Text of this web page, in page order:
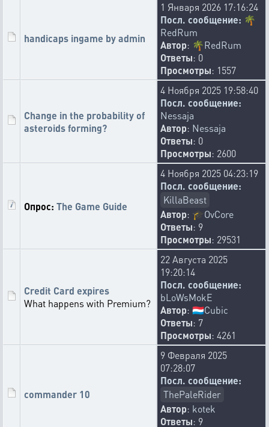
handicaps ingame by admin
1 Января 2026 17:16:24
Посл. сообщение: 🌴
RedRum
Автор: 🌴RedRum
Ответы: 0
Просмотры: 1557
Change in the probability of
asteroids forming?
4 Ноября 2025 19:58:40
Посл. сообщение:
Nessaja
Автор: Nessaja
Ответы: 0
Просмотры: 2600
Опрос: The Game Guide
4 Ноября 2025 04:23:19
Посл. сообщение:
KillaBeast
Автор: 🎓OvCore
Ответы: 9
Просмотры: 29531
Credit Card expires
What happens with Premium?
22 Августа 2025
19:20:14
Посл. сообщение:
bLoWsMokE
Автор: 🇱🇺Cubic
Ответы: 7
Просмотры: 4261
commander 10
9 Февраля 2025
07:28:07
Посл. сообщение:
ThePaleRider
Автор: kotek
Ответы: 9